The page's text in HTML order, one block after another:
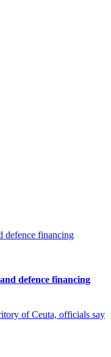
defence financing
defence financing
of Ceuta, officials say